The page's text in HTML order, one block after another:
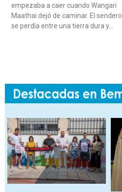
empezaba a caer cuando Wangari
Maathai dejó de caminar. El sendero
se perdía entre una tierra dura y…